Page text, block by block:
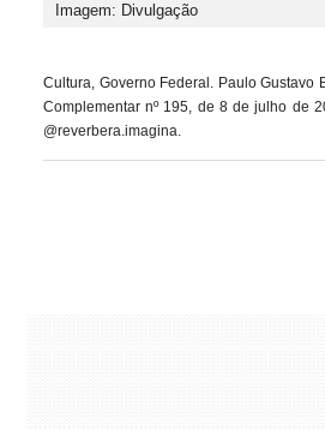
Imagem: Divulgação
Cultura, Governo Federal. Paulo
Complementar nº 195, de 8 de julho de
@reverbera.imagina.